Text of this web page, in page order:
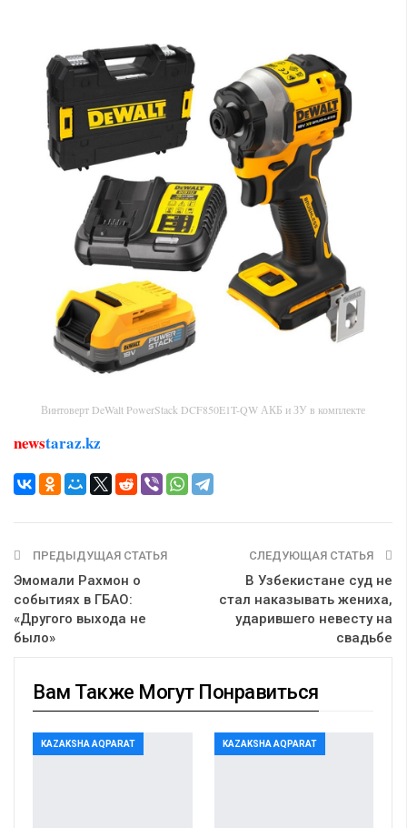
Винтоверт DeWalt PowerStack DCF850E1T-QW АКБ и ЗУ в комплекте
newstaraz.kz
ПРЕДЫДУЩАЯ СТАТЬЯ
Эмомали Рахмон о
событиях в ГБАО:
«Другого выхода не
было»
СЛЕДУЮЩАЯ СТАТЬЯ
В Узбекистане суд не
стал наказывать жениха,
ударившего невесту на
свадьбе
Вам Также Могут Понравиться
KAZAKSHA AQPARAT KAZAKSHA AQPARAT